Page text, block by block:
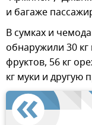
и багаже
В сумках и
обнаружили 30
фруктов, 56 кг
кг муки и другую